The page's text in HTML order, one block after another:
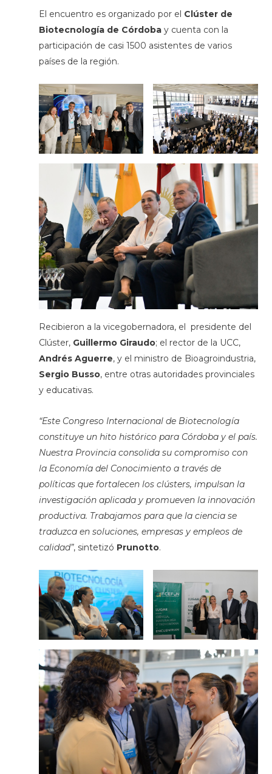
El encuentro es organizado por el Clúster de
Biotecnología de Córdobay cuenta con la
participación de casi 1500 asistentes de varios
países de la región.
Recibieron a la vicegobernadora, el presidente del
Clúster, Guillermo Giraudo; el rector de la UCC,
Andrés Aguerre, y el ministro de Bioagroindustria,
Sergio Busso, entre otras autoridades provinciales
y educativas.
“Este Congreso Internacional de Biotecnología
constituye un hito histórico para Córdoba y el país.
Nuestra Provincia consolida su compromiso con
la Economía del Conocimiento a través de
políticas que fortalecen los clústers, impulsan la
investigación aplicada y promueven la innovación
productiva. Trabajamos para que la ciencia se
traduzca en soluciones, empresas y empleos de
calidad”, sintetizó Prunotto.